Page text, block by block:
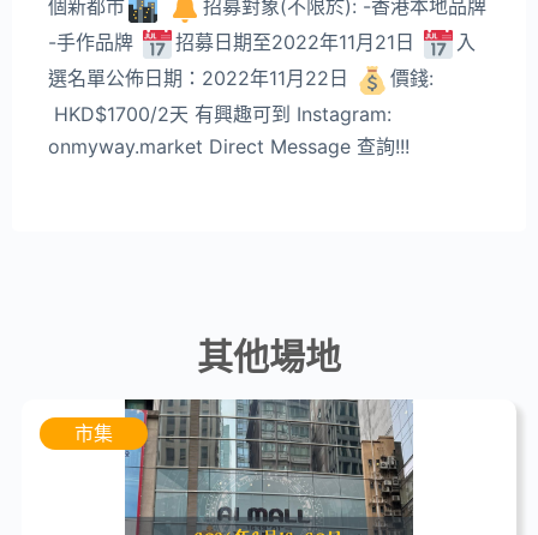
個新都市
招募對象(不限於): -香港本地品牌
-手作品牌
招募日期至2022年11月21日
入
選名單公佈日期：2022年11月22日
價錢:
HKD$1700/2天 有興趣可到 Instagram:
onmyway.market Direct Message 查詢!!!
其他場地
市集